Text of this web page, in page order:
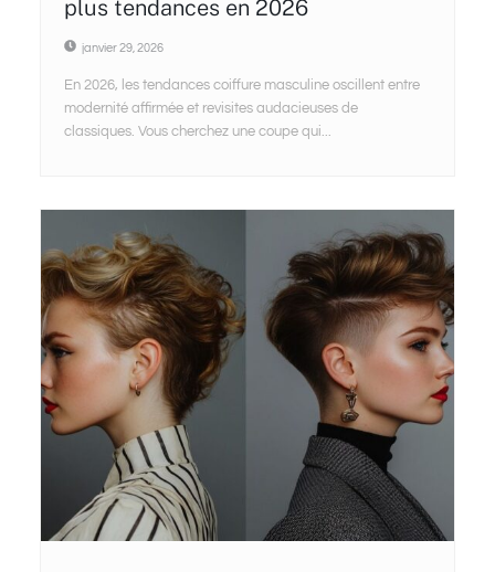
plus tendances en 2026
janvier 29, 2026
En 2026, les tendances coiffure masculine oscillent entre
modernité affirmée et revisites audacieuses de
classiques. Vous cherchez une coupe qui...